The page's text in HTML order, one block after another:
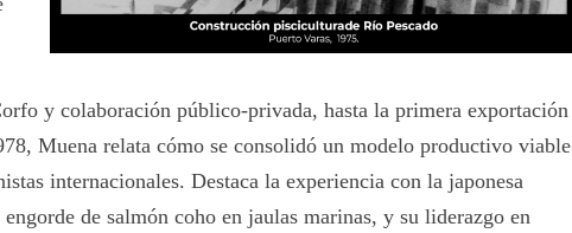
y colaboración público-privada, hasta la primera exportación
Muena relata cómo se consolidó un modelo productivo viable
internacionales. Destaca la experiencia con la japonesa
de salmón coho en jaulas marinas, y su liderazgo en